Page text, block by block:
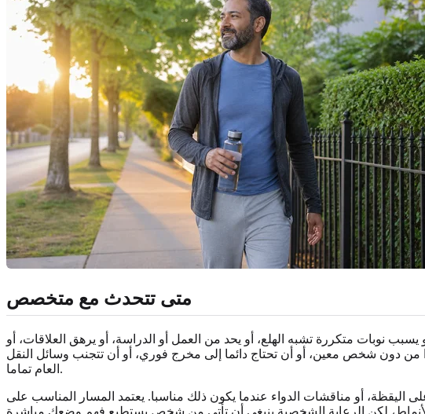
متى تتحدث مع متخصص
نوبات متكررة تشبه الهلع، أو يحد من العمل أو الدراسة، أو يرهق العلاقات، أو
من دون شخص معين، أو أن تحتاج دائما إلى مخرج فوري، أو أن تتجنب وسائل النقل
العام تماما.
اليقظة، أو مناقشات الدواء عندما يكون ذلك مناسبا. يعتمد المسار المناسب على